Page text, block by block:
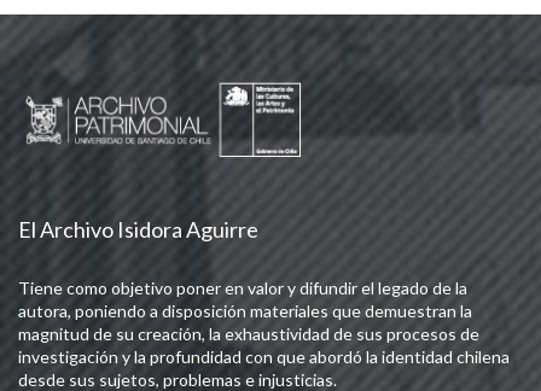
El Archivo Isidora Aguirre
Tiene como objetivo poner en valor y difundir el legado de la
autora, poniendo a disposición materiales que demuestran la
magnitud de su creación, la exhaustividad de sus procesos de
investigación y la profundidad con que abordó la identidad chilena
desde sus sujetos, problemas e injusticias.